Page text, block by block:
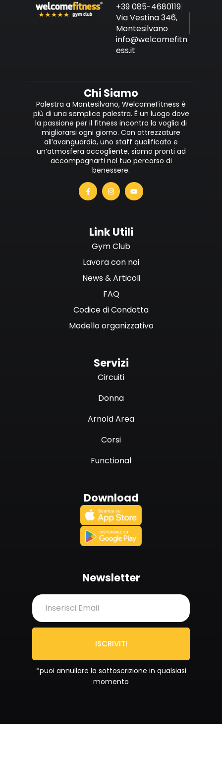
+39 085-4680119
Via Vestina 346,
Montesilvano
info@welcomefitn
ess.it
Chi Siamo
Palestra a Montesilvano, WelcomeFitness è
più di una semplice palestra. È un luogo dove
la passione per il fitness incontra la voglia di
migliorarsi ogni giorno. Con attrezzature
all’avanguardia, uno staff qualificato e
un’atmosfera accogliente, siamo pronti ad
accompagnarti nel tuo percorso di
benessere.
Link Utili
Gym Club
Lavora con noi
News & Articoli
FAQ
Codice di Condotta
Modello organizzativo
Servizi
Circuiti
Donna
Arnold Area
Corsi
Functional
Download
Newsletter
ISCRIVITI
*puoi annullare la sottoscrizione in qualsiasi
momento